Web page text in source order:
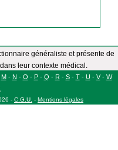
généraliste et présente de
leur contexte médical.
M- N - O - P- Q - R- S- T- U- V- W
- C.G.U. - Mentions légales